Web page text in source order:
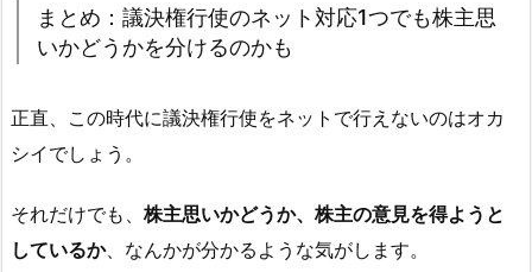
まとめ：議決権行使のネット対応1つでも株主思
いかどうかを分けるのかも
正直、この時代に議決権行使をネットで行えないのはオカ
シイでしょう。
それだけでも、 株主思いかどうか、株主の意見を得ようと
しているか、なんかが分かるような気がします。